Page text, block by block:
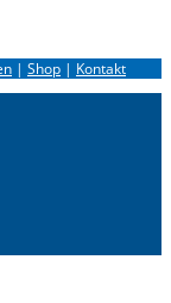
| Shop | Kontakt